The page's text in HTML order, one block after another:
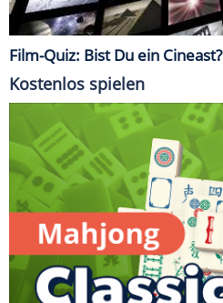
Film-Quiz: Bist Du ein Cineast?
Kostenlos spielen